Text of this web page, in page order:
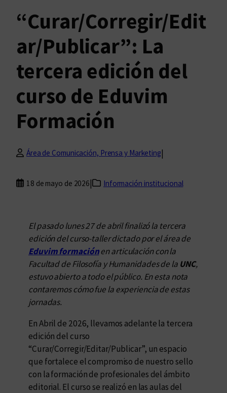
“Curar/Corregir/Edit
ar/Publicar”: La
tercera edición del
curso de Eduvim
Formación
Área de Comunicación, Prensa y Marketing|
18 de mayo de 2026| Información institucional
El pasado lunes 27 de abril finalizó la tercera
edición del curso-taller dictado por el área de
Eduvim formaciónen articulación con la
Facultad de Filosofía y Humanidades de la UNC,
estuvo abierto a todo el público. En esta nota
contaremos cómo fue la experiencia de estas
jornadas.
En Abril de 2026, llevamos adelante la tercera
edición del curso
“Curar/Corregir/Editar/Publicar”, un espacio
que fortalece el compromiso de nuestro sello
con la formación de profesionales del ámbito
editorial. El curso se realizó en las aulas del